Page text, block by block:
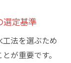
選定基準
法を選ぶため
が重要です。